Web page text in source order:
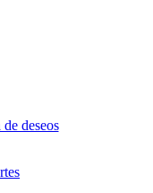
deseos